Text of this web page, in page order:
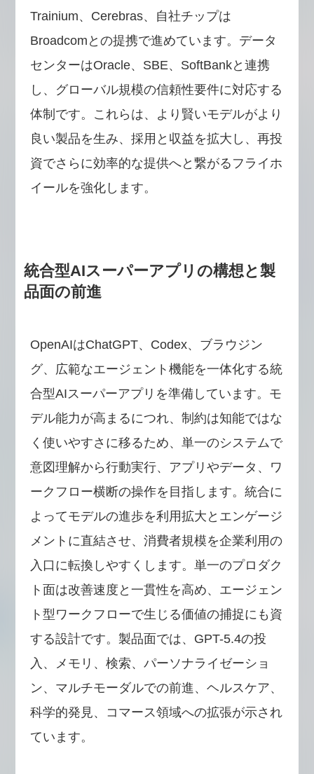
Trainium、Cerebras、自社チップは
Broadcomとの提携で進めています。データ
センターはOracle、SBE、SoftBankと連携
し、グローバル規模の信頼性要件に対応する
体制です。これらは、より賢いモデルがより
良い製品を生み、採用と収益を拡大し、再投
資でさらに効率的な提供へと繋がるフライホ
イールを強化します。
統合型AIスーパーアプリの構想と製
品面の前進
OpenAIはChatGPT、Codex、ブラウジン
グ、広範なエージェント機能を一体化する統
合型AIスーパーアプリを準備しています。モ
デル能力が高まるにつれ、制約は知能ではな
く使いやすさに移るため、単一のシステムで
意図理解から行動実行、アプリやデータ、ワ
ークフロー横断の操作を目指します。統合に
よってモデルの進歩を利用拡大とエンゲージ
メントに直結させ、消費者規模を企業利用の
入口に転換しやすくします。単一のプロダク
ト面は改善速度と一貫性を高め、エージェン
ト型ワークフローで生じる価値の捕捉にも資
する設計です。製品面では、GPT-5.4の投
入、メモリ、検索、パーソナライゼーショ
ン、マルチモーダルでの前進、ヘルスケア、
科学的発見、コマース領域への拡張が示され
ています。